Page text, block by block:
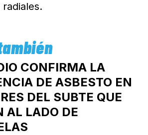
CONFIRMA LA
DE ASBESTO EN
DEL SUBTE QUE
AL LADO DE